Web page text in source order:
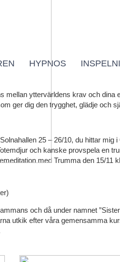
HYPNOS
mellan yttervärldens krav och dina
ger dig den trygghet, glädje och
25 – 26/10, du hittar mig i
och kanske provspela en
med Trumma den 15/11
och då under namnet
utkik efter våra gemensamma